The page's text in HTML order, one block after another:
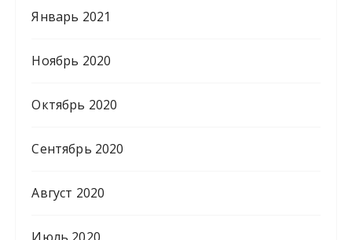
Январь 2021
Ноябрь 2020
Октябрь 2020
Сентябрь 2020
Август 2020